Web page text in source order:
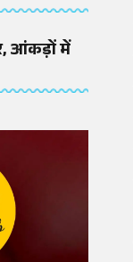
आंकड़ों में